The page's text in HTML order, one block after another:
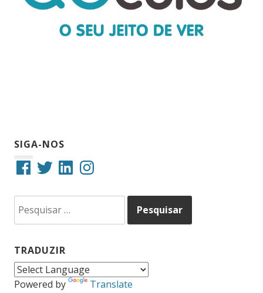
SIGA-NOS
FacebookTwitterLinkedInInstagram
por:
TRADUZIR
Powered by Translate